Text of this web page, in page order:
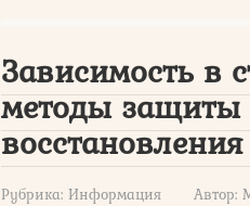
Зависимость в
методы защиты
Рубрика: Информация Автор: